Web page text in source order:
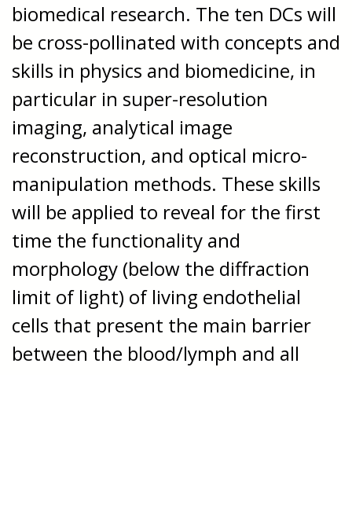
biomedical research. The ten DCs will
be cross-pollinated with concepts and
skills in physics and biomedicine, in
particular in super-resolution
imaging, analytical image
reconstruction, and optical micro-
manipulation methods. These skills
will be applied to reveal for the first
time the functionality and
morphology (below the diffraction
limit of light) of living endothelial
cells that present the main barrier
between the blood/lymph and all